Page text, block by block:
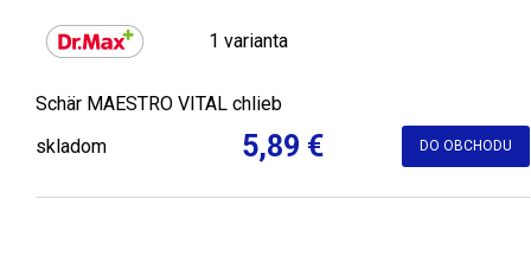
1 varianta
Schär MAESTRO VITAL chlieb
skladom
5,89 € DO OBCHODU